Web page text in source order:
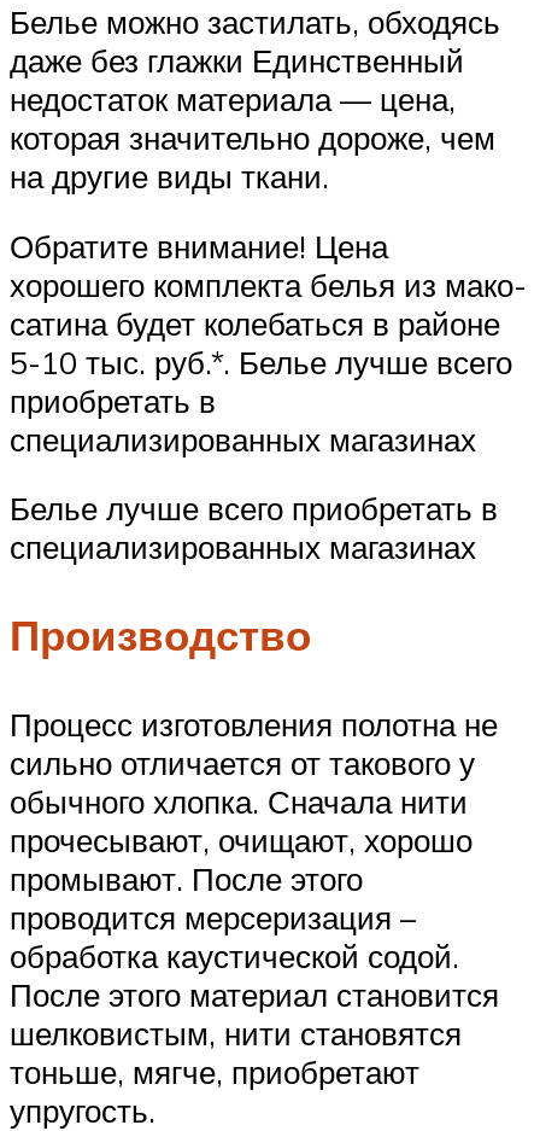
Белье можно застилать, обходясь
даже без глажки Единственный
недостаток материала — цена,
которая значительно дороже, чем
на другие виды ткани.
Обратите внимание! Цена
хорошего комплекта белья из мако-
сатина будет колебаться в районе
5-10 тыс. руб.*. Белье лучше всего
приобретать в
специализированных магазинах
Белье лучше всего приобретать в
специализированных магазинах
Производство
Процесс изготовления полотна не
сильно отличается от такового у
обычного хлопка. Сначала нити
прочесывают, очищают, хорошо
промывают. После этого
проводится мерсеризация –
обработка каустической содой.
После этого материал становится
шелковистым, нити становятся
тоньше, мягче, приобретают
упругость.